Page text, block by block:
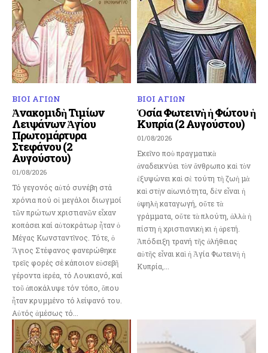
ΒΙΟΙ ΑΓΙΩΝ
Ἀνακομιδὴ Τιμίων
Λειψάνων Ἁγίου
Πρωτομάρτυρα
Στεφάνου (2
Αυγούστου)
01/08/2026
Τό γεγονός αὐτό συνέβη στά
χρόνια πού οἱ μεγάλοι διωγμοί
τῶν πρώτων χριστιανῶν εἶχαν
κοπάσει καί αὐτοκράτωρ ἦταν ὁ
Μέγας Κωνσταντῖνος. Τότε, ὁ
Ἅγιος Στέφανος φανερώθηκε
τρεῖς φορές σέ κάποιον εὐσεβῆ
γέροντα ἱερέα, τό Λουκιανό, καί
τοῦ ἀποκάλυψε τόν τόπο, ὅπου
ἦταν κρυμμένο τό λείψανό του.
Αὐτός ἀμέσως τό...
ΒΙΟΙ ΑΓΙΩΝ
Ὁσία Φωτεινὴ ἡ Φώτου ἡ
Κυπρία (2 Αυγούστου)
01/08/2026
Εκεῖνο ποὺ πραγματικὰ
ἀναδεικνύει τὸν ἄνθρωπο καὶ τὸν
ἐξυψώνει καὶ σὲ τούτη τὴ ζωὴ μὰ
καὶ στὴν αἰωνιότητα, δὲν εἶναι ἡ
ὑψηλὴ καταγωγή, οὔτε τὰ
γράμματα, οὔτε τὰ πλούτη, ἀλλὰ ἡ
πίστη ἡ χριστιανικὴ κι ἡ ἀρετή.
Ἀπόδειξη τρανή τῆς ἀλήθειας
αὐτῆς εἶναι καὶ ἡ Ἁγία Φωτεινὴ ἡ
Κυπρία,...